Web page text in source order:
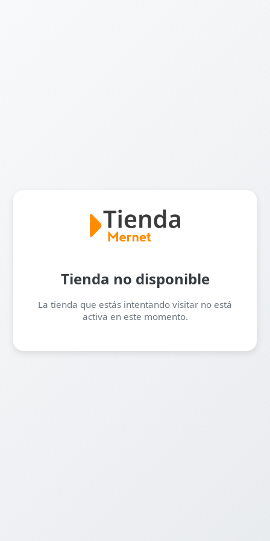
Tienda no disponible
La tienda que estás intentando visitar no está
activa en este momento.